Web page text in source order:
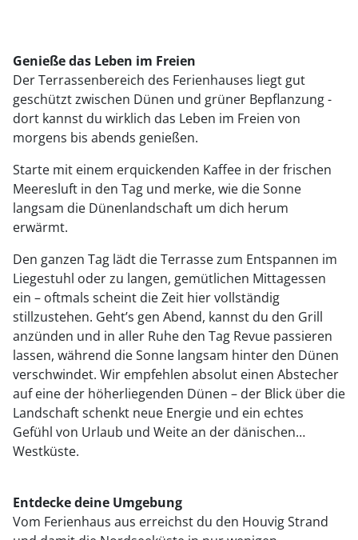
Genieße das Leben im Freien
Der Terrassenbereich des Ferienhauses liegt gut
geschützt zwischen Dünen und grüner Bepflanzung -
dort kannst du wirklich das Leben im Freien von
morgens bis abends genießen.
Starte mit einem erquickenden Kaffee in der frischen
Meeresluft in den Tag und merke, wie die Sonne
langsam die Dünenlandschaft um dich herum
erwärmt.
Den ganzen Tag lädt die Terrasse zum Entspannen im
Liegestuhl oder zu langen, gemütlichen Mittagessen
ein – oftmals scheint die Zeit hier vollständig
stillzustehen. Geht’s gen Abend, kannst du den Grill
anzünden und in aller Ruhe den Tag Revue passieren
lassen, während die Sonne langsam hinter den Dünen
verschwindet. Wir empfehlen absolut einen Abstecher
auf eine der höherliegenden Dünen – der Blick über die
Landschaft schenkt neue Energie und ein echtes
Gefühl von Urlaub und Weite an der dänischen
Westküste.
Entdecke deine Umgebung
Vom Ferienhaus aus erreichst du den Houvig Strand